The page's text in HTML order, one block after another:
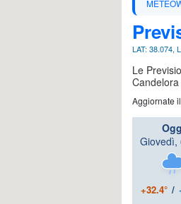
LAT: 38.074,
Le
Candelora
Aggiornate il
Giovedì,
+32.4° /